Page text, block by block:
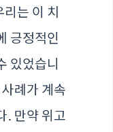
는 이 치
긍정적인
있었습니
례가 계속
. 만약 위고